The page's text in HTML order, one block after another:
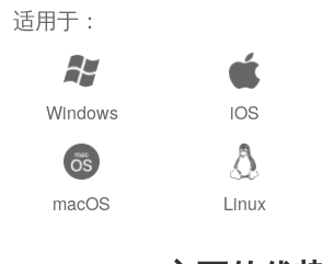
适用于：
Windows iOS
macOS Linux